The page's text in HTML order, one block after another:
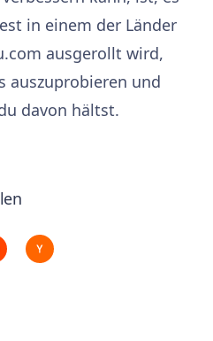
in einem der Länder
ausgerollt wird,
auszuprobieren und
davon hältst.